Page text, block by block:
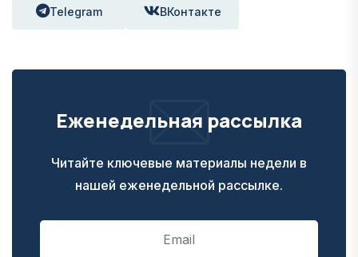
Telegram ВКонтакте
Еженедельная рассылка
Читайте ключевые материалы недели в
нашей еженедельной рассылке.